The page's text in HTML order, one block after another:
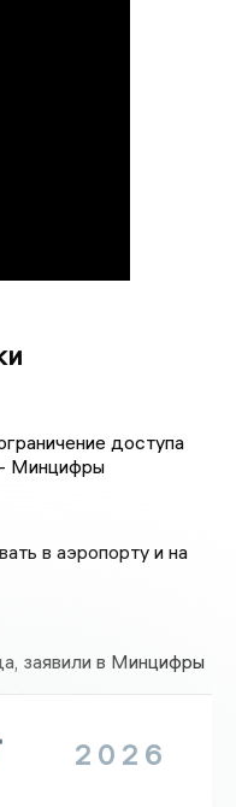
доступа
- Минцифры
в аэропорту и на
заявили в Минцифры
2026